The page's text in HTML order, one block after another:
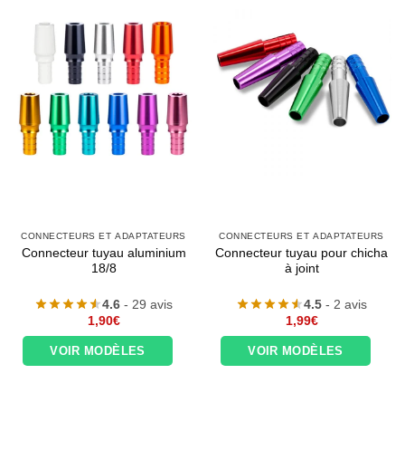
CONNECTEURS ET ADAPTATEURS
Connecteur tuyau aluminium
18/8
4.6 - 29 avis
1,90€
VOIR MODÈLES
CONNECTEURS ET ADAPTATEURS
Connecteur tuyau pour chicha
à joint
4.5 - 2 avis
1,99€
VOIR MODÈLES